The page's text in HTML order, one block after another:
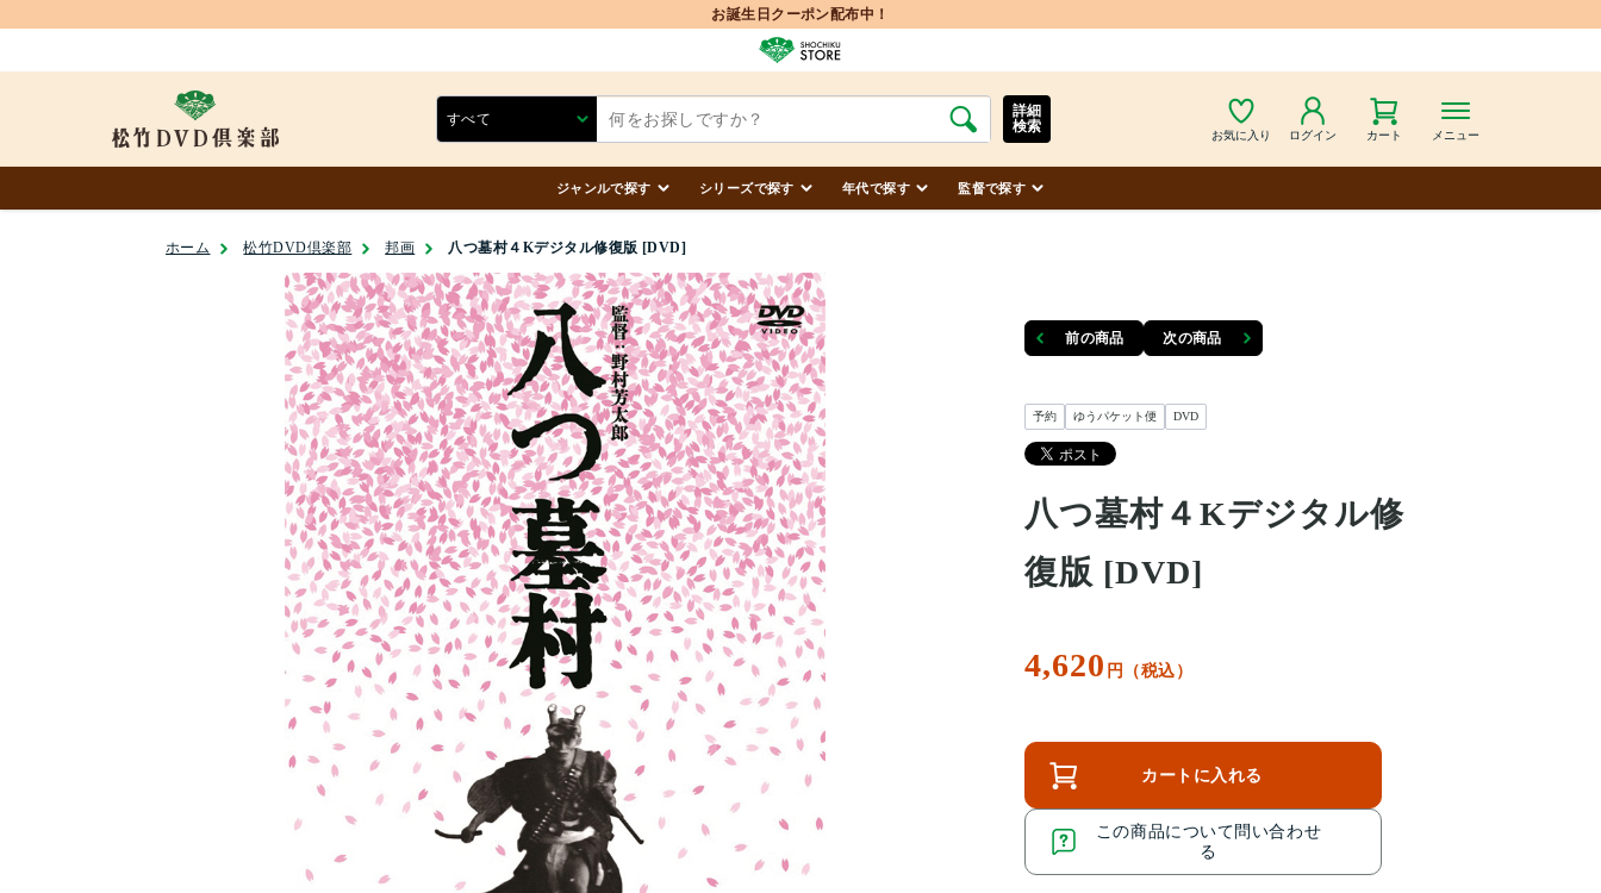
お気に入り ログイン カート メニュー
詳細
検索
ジャンルで探す シリーズで探す 年代で探す 監督で探す
ホーム 松竹DVD倶楽部 邦画 八つ墓村４Kデジタル修復版 [DVD]
前の商品 次の商品
予約 ゆうパケット便 DVD
八つ墓村４Kデジタル修
復版 [DVD]
4,620 円（税込）
カートに入れる
この商品について問い合わせ
る